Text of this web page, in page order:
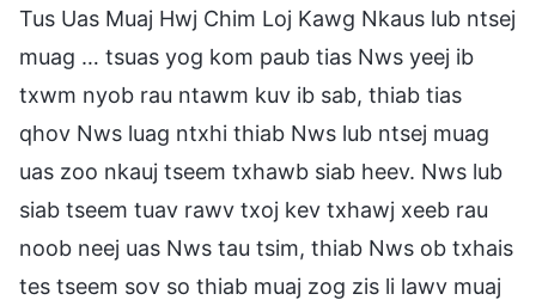
Tus Uas Muaj Hwj Chim Loj Kawg Nkaus lub ntsej
muag … tsuas yog kom paub tias Nws yeej ib
txwm nyob rau ntawm kuv ib sab, thiab tias
qhov Nws luag ntxhi thiab Nws lub ntsej muag
uas zoo nkauj tseem txhawb siab heev. Nws lub
siab tseem tuav rawv txoj kev txhawj xeeb rau
noob neej uas Nws tau tsim, thiab Nws ob txhais
tes tseem sov so thiab muaj zog zis li lawv muaj